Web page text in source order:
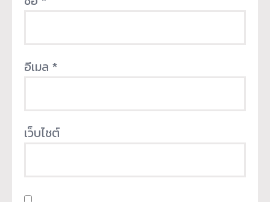
อีเมล *
เว็บไซต์